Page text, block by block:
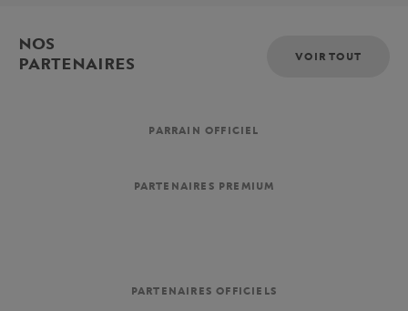
NOS
PARTENAIRES
VOIR TOUT
PARRAIN OFFICIEL